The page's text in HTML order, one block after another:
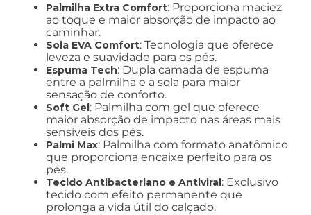
Palmilha Extra Comfort: Proporciona maciez
ao toque e maior absorção de impacto ao
caminhar.
Sola EVA Comfort: Tecnologia que oferece
leveza e suavidade para os pés.
Espuma Tech: Dupla camada de espuma
entre a palmilha e a sola para maior
sensação de conforto.
Soft Gel : Palmilha com gel que oferece
maior absorção de impacto nas áreas mais
sensíveis dos pés.
Palmi Max: Palmilha com formato anatômico
que proporciona encaixe perfeito para os
pés.
Tecido Antibacteriano e Antiviral : Exclusivo
tecido com efeito permanente que
prolonga a vida útil do calçado.